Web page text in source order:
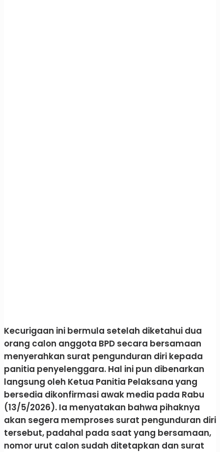
Kecurigaan ini bermula setelah diketahui dua
orang calon anggota BPD secara bersamaan
menyerahkan surat pengunduran diri kepada
panitia penyelenggara. Hal ini pun dibenarkan
langsung oleh Ketua Panitia Pelaksana yang
bersedia dikonfirmasi awak media pada Rabu
(13/5/2026). Ia menyatakan bahwa pihaknya
akan segera memproses surat pengunduran diri
tersebut, padahal pada saat yang bersamaan,
nomor urut calon sudah ditetapkan dan surat